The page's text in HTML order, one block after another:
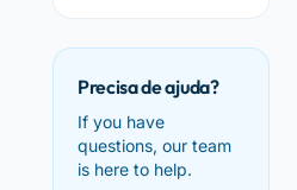
Precisa de ajuda?
If you have
questions, our team
is here to help.